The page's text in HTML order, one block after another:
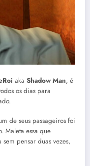
aka Shadow Man, é
os dias para
de seus passageiros foi
Maleta essa que
pensar duas vezes,